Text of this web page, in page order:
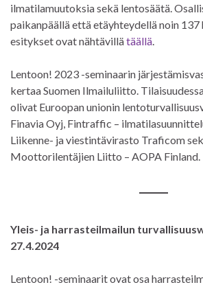
ilmatilamuutoksia sekä lentosäätä.
paikanpäällä että etäyhteydellä noin 137
esitykset ovat nähtävillätäällä
Lentoon! 2023 -seminaarin
kertaa Suomen Ilmailuliitto.
olivat Euroopan unionin
Finavia Oyj, Fintraffic –
Liikenne- ja viestintävirasto Traficom
Moottorilentäjien Liitto – AOPA Finland.
Yleis- ja har­ras­teil­mai­lun
27.4.2024
Lentoon! -seminaarit ovat osa